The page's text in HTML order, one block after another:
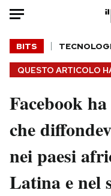
HOME
Italia
Politica
Tecnologia
Internet
Scienza
QUESTO ARTICOLO
BITS
Facebook
che
nei paesi
Latina e nel